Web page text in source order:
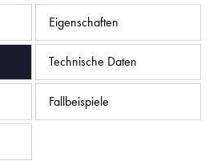
Eigenschaften
Technische Daten
Fallbeispiele
Datenschutzrichtlinie
Sitemap